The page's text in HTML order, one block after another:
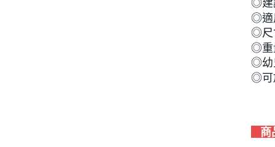
◎建
◎適
◎尺
◎重
◎幼
◎可
商